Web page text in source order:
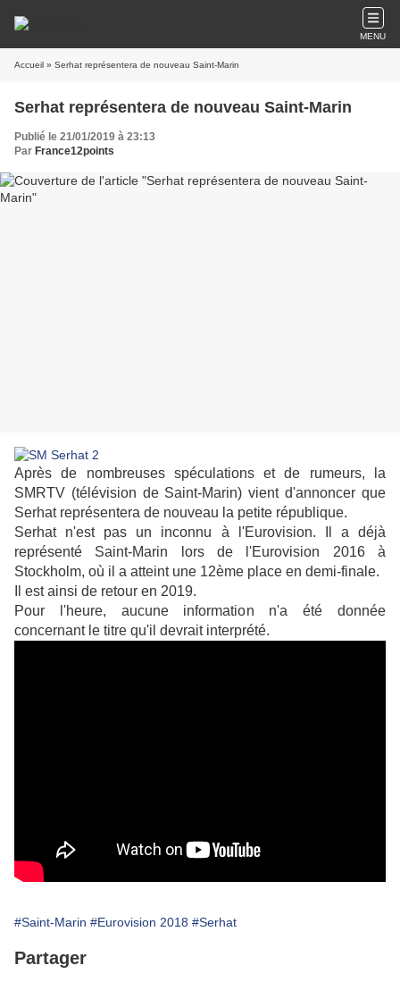
MENU
Accueil » Serhat représentera de nouveau Saint-Marin
Serhat représentera de nouveau Saint-Marin
Publié le 21/01/2019 à 23:13
Par France12points
Après de nombreuses spéculations et de rumeurs, la
SMRTV (télévision de Saint-Marin) vient d'annoncer que
Serhat représentera de nouveau la petite république.
Serhat n'est pas un inconnu à l'Eurovision. Il a déjà
représenté Saint-Marin lors de l'Eurovision 2016 à
Stockholm, où il a atteint une 12ème place en demi-finale.
Il est ainsi de retour en 2019.
Pour l'heure, aucune information n'a été donnée
concernant le titre qu'il devrait interprété.
#Saint-Marin #Eurovision 2018 #Serhat
Partager